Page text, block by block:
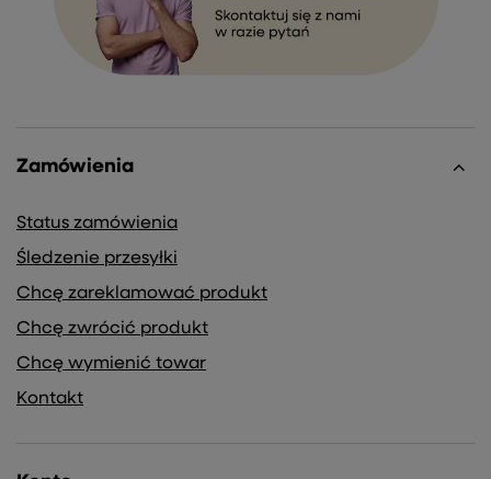
Zamówienia
Status zamówienia
Śledzenie przesyłki
Chcę zareklamować produkt
Chcę zwrócić produkt
Chcę wymienić towar
Kontakt